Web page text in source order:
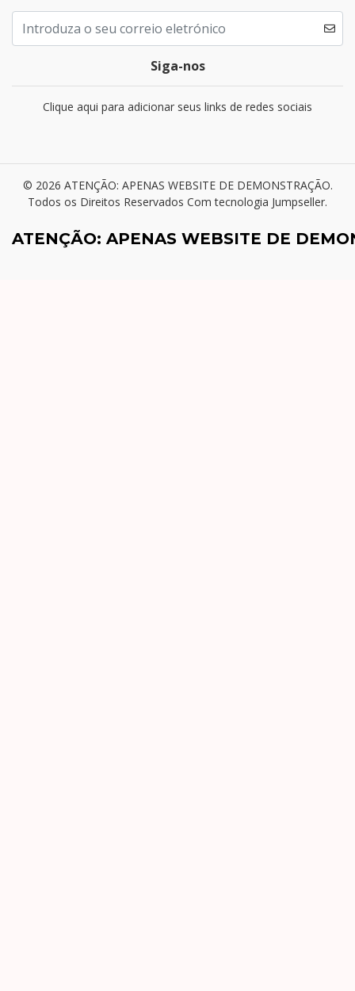
Siga-nos
Clique aqui para adicionar seus links de redes sociais
© 2026 ATENÇÃO: APENAS WEBSITE DE DEMONSTRAÇÃO.
Todos os Direitos Reservados Com tecnologia Jumpseller.
ATENÇÃO: APENAS WEBSITE DE